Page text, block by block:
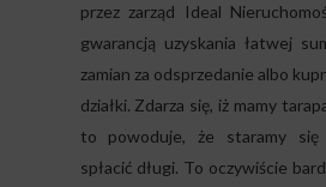
przez zarząd Ideal
gwarancją uzyskania łatwej
zamian za odsprzedanie albo
działki. Zdarza się, iż mamy
to powoduje, że staramy się
spłacić długi. To oczywiście